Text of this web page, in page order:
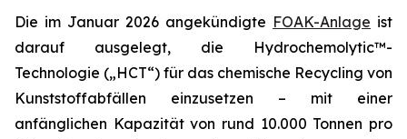
Die im Januar 2026 angekündigte FOAK-Anlage ist
darauf ausgelegt, die Hydrochemolytic™-
Technologie („HCT“) für das chemische Recycling von
Kunststoffabfällen einzusetzen – mit einer
anfänglichen Kapazität von rund 10.000 Tonnen pro